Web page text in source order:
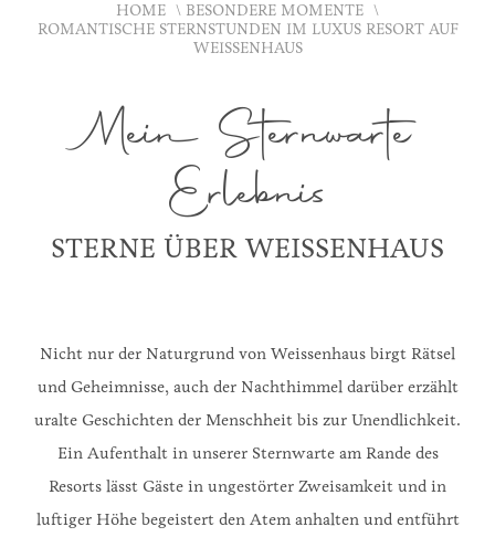
HOME
BESONDERE MOMENTE
ROMANTISCHE STERNSTUNDEN IM LUXUS RESORT AUF
WEISSENHAUS
Mein Sternwarte
Erlebnis
STERNE ÜBER WEISSENHAUS
Nicht nur der Naturgrund von Weissenhaus birgt Rätsel
und Geheimnisse, auch der Nachthimmel darüber erzählt
uralte Geschichten der Menschheit bis zur Unendlichkeit.
Ein Aufenthalt in unserer Sternwarte am Rande des
Resorts lässt Gäste in ungestörter Zweisamkeit und in
luftiger Höhe begeistert den Atem anhalten und entführt